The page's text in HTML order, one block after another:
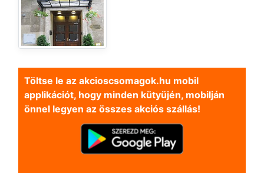
Töltse le az akcioscsomagok.hu mobil
applikációt, hogy minden kütyüjén, mobilján
önnel legyen az összes akciós szállás!